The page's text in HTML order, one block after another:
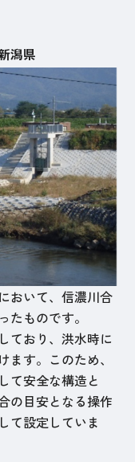
潟県
おいて、信濃川合
ものです。
ており、洪水時に
す。このため、
て安全な構造と
の目安となる操作
て設定していま